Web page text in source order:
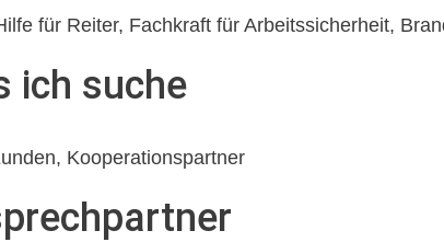
für Reiter, Fachkraft für Arbeitssicherheit,
ich suche
Kooperationspartner